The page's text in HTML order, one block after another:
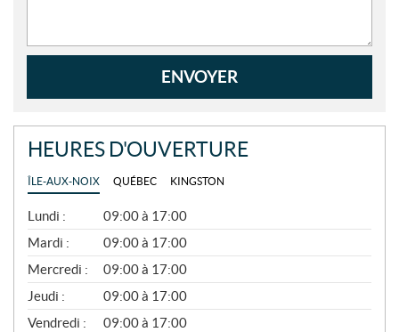
ENVOYER
HEURES D'OUVERTURE
ÎLE-AUX-NOIX QUÉBEC KINGSTON
G
É
N
É
R
A
L
Lundi :
09:00 à 17:00
Mardi :
09:00 à 17:00
Mercredi :
09:00 à 17:00
Jeudi :
09:00 à 17:00
Vendredi :
09:00 à 17:00